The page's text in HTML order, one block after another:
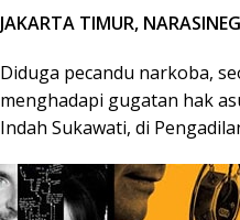
JAKARTA TIMUR,
Diduga pecandu narkoba,
menghadapi gugatan hak
Indah Sukawati, di